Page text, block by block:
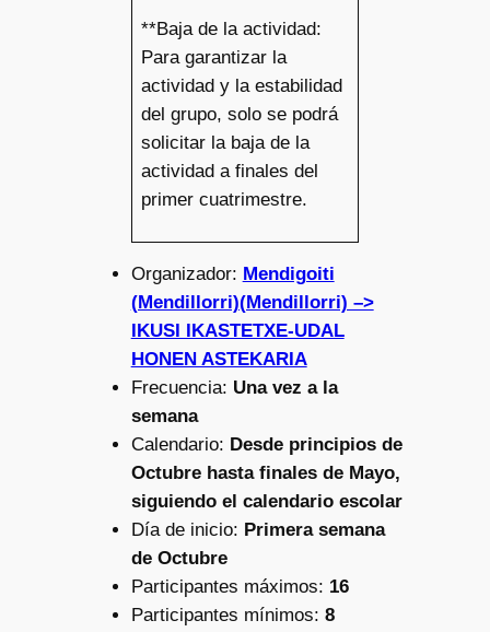
**Baja de la actividad:
Para garantizar la
actividad y la estabilidad
del grupo, solo se podrá
solicitar la baja de la
actividad a finales del
primer cuatrimestre.
Organizador: Mendigoiti
(Mendillorri)(Mendillorri) –>
IKUSI IKASTETXE-UDAL
HONEN ASTEKARIA
Frecuencia: Una vez a la
semana
Calendario: Desde principios de
Octubre hasta finales de Mayo,
siguiendo el calendario escolar
Día de inicio: Primera semana
de Octubre
Participantes máximos: 16
Participantes mínimos: 8